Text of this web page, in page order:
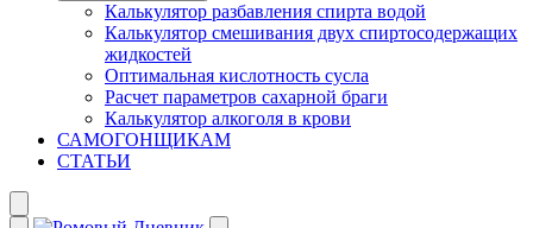
Калькулятор разбавления спирта водой
Калькулятор смешивания двух спиртосодержащих
жидкостей
Оптимальная кислотность сусла
Расчет параметров сахарной браги
Калькулятор алкоголя в крови
САМОГОНЩИКАМ
СТАТЬИ